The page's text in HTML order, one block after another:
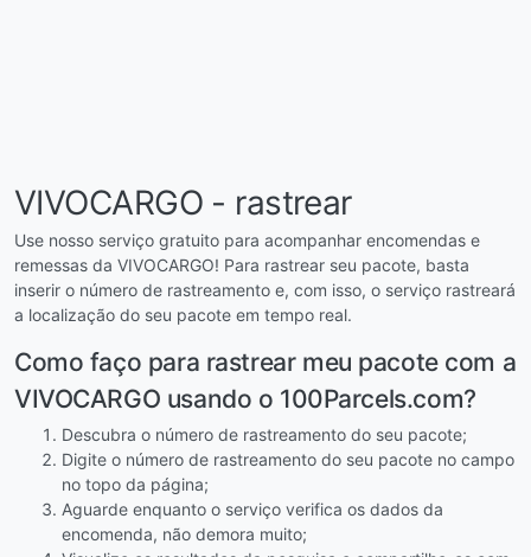
VIVOCARGO - rastrear
Use nosso serviço gratuito para acompanhar encomendas e
remessas da VIVOCARGO! Para rastrear seu pacote, basta
inserir o número de rastreamento e, com isso, o serviço rastreará
a localização do seu pacote em tempo real.
Como faço para rastrear meu pacote com a
VIVOCARGO usando o 100Parcels.com?
Descubra o número de rastreamento do seu pacote;
Digite o número de rastreamento do seu pacote no campo
no topo da página;
Aguarde enquanto o serviço verifica os dados da
encomenda, não demora muito;